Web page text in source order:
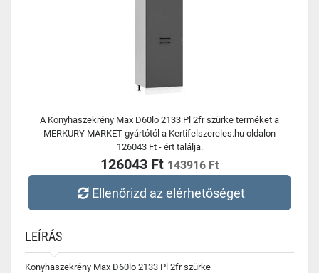
A Konyhaszekrény Max D60lo 2133 Pl 2fr szürke terméket a
MERKURY MARKET gyártótól a Kertifelszereles.hu oldalon
126043 Ft - ért találja.
126043 Ft 143916 Ft
Ellenőrizd az elérhetőséget
LEÍRÁS
Konyhaszekrény Max D60lo 2133 Pl 2fr szürke